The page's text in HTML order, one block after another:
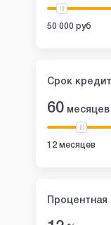
50 000 руб
Срок
60 месяцев
12 месяцев
Процентная